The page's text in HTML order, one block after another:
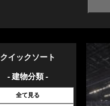
クイックソート
- 建物分類 -
全て見る